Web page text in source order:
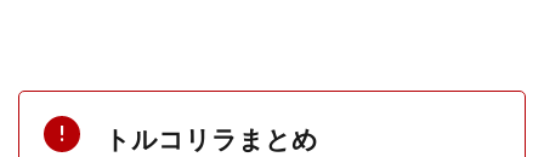
トルコリラまとめ